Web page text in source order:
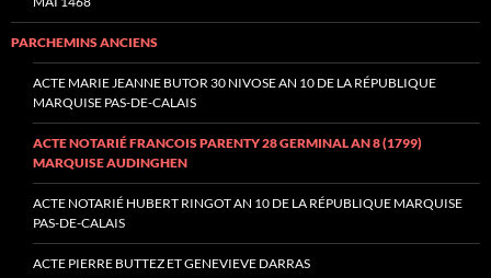
PARCHEMINS ANCIENS
ACTE MARIE JEANNE BUTOR 30 NIVOSE AN 10 DE LA RÉPUBLIQUE
MARQUISE PAS-DE-CALAIS
ACTE NOTARIÉ FRANCOIS PARENTY 28 GERMINAL AN 8 (1799)
MARQUISE AUDINGHEN
ACTE NOTARIÉ HUBERT RINGOT AN 10 DE LA RÉPUBLIQUE MARQUISE
PAS-DE-CALAIS
ACTE PIERRE BUTTEZ ET GENEVIEVE DARRAS